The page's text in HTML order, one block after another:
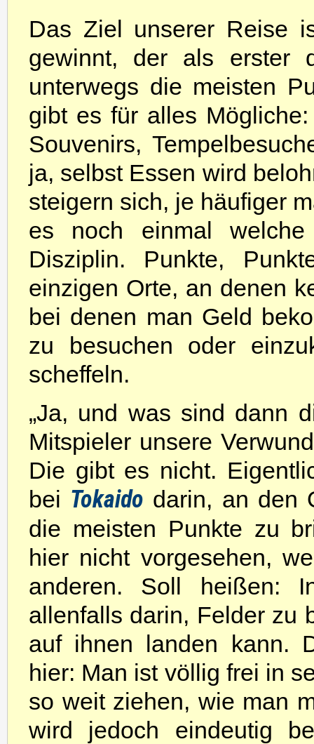
Das Ziel unserer Reise
gewinnt, der als erster
unterwegs die meisten
gibt es für alles
Souvenirs,
ja, selbst Essen wird
steigern sich, je häufiger
es noch einmal
Disziplin. Punkte,
einzigen Orte, an denen
bei denen man Geld
zu besuchen oder
scheffeln.
„Ja, und was sind dann
Mitspieler unsere
Die gibt es nicht.
bei Tokaido darin, an den
die meisten Punkte zu
hier nicht vorgesehen,
anderen. Soll heißen:
allenfalls darin, Felder zu
auf ihnen landen kann.
hier: Man ist völlig frei in
so weit ziehen, wie man
wird jedoch eindeutig